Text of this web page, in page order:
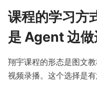
课程的学习方
是 Agent 边做
翔宇课程的形态是图文
视频录播。这个选择是有